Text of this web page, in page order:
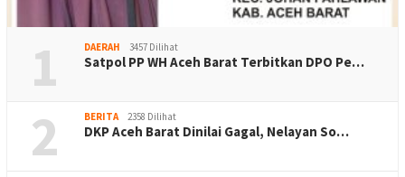
1 DAERAH 3457 Dilihat
Satpol PP WH Aceh Barat Terbitkan DPO Pe…
2 BERITA 2358 Dilihat
DKP Aceh Barat Dinilai Gagal, Nelayan So…